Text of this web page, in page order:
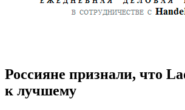
Россияне признали, что
к лучшему